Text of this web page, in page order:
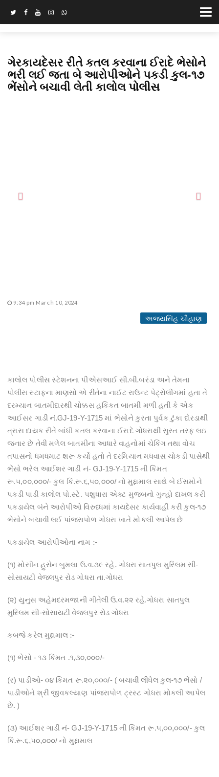
ગેરકાયદેસર રીતે કતલ કરવાના ઈરાદે ભેસોને
ભરી લઈ જતા બે આરોપીઓને પકડી કુલ-૧૭
ભેંસોને બચાવી લેતી કાલોલ પોલીસ
9:34 pm March 10, 2024
અજયસિંહ ચૌહાણ
કાલોલ પોલીસ સ્ટેશનના પીએસઆઈ સી.બી.બરંડા અને તેમના
પોલીસ સ્ટાફના માણસો એ રીતેના નાઈટ રાઉન્ટ પેટ્રોલીંગમાં હતા તે
દરમ્યાન બાતમીદારથી ચોક્કસ હકિકત બાતમી મળી હતી કે એક
આઈસર ગાડી નં.GJ-19-Y-1715 માં ભેસોને કુરતા પુર્વક ટુંકા દોરડાથી
ત્રાસ દાયક રીતે બાંધી કતલ કરવાના ઈરાદે ગોધરાથી સુરત તરફ લઇ
જનાર છે તેવી મળેલ બાતમીના આધારે વાહનોમાં ચેકિંગ તથા વોચ
તપાસનો ધમધમાટ શરૂ કર્યો હતો તે દરમિયાન મધવાસ ચોકડી પાસેથી
ભેંસો ભરેલ આઈશર ગાડી નં- GJ-19-Y-1715 ની કિંમત
રૂ.૫,૦૦,૦૦૦/- કુલ કિ.રૂ.૬,૫૦,૦૦૦/ નો મુદ્દામાલ સાથે બે ઈસમોને
પકડી પાડી કાલોલ પો.સ્ટે. પશુધારા એક્ટ મુજબનો ગુન્હો દાખલ કરી
પકડાયેલ બંને આરોપીઓ વિરુધ્ધમાં કાયદેસર કાર્યવાહી કરી કુલ-૧૭
ભેસોને બચાવી લઈ પાંજરાપોળ ગોધરા ખાતે મોકલી આપેલ છે
પકડાયેલ આરોપીઓના નામ :-
(૧) મોસીન હુસેન બુમલા ઉ.વ.૩૯ રહે. ગોધરા સાતપુલ મુસ્લિમ સી-
સોસાયટી વેજલપુર રોડ ગોધરા તા.ગોધરા
(૨) યુનુસ અહેમદરમજાની ગીતેલી ઉ.વ.૨૨ રહે.ગોધરા સાતપુલ
મુસ્લિમ સી-સોસાયટી વેજલપુર રોડ ગોધરા
કબજે કરેલ મુદ્દામાલ :-
(૧) ભેંસો - ૧૩ કિંમત .૧,૩૦,૦૦૦/-
(ર) પાડીઓ- ૦૪ કિમત રૂ.૨૦,૦૦૦/- ( બચાવી લીધેલ કુલ-૧૭ ભેંસો /
પાડીઓને શ્રી જીવકલ્યાણ પાંજરાપોળ ટ્રસ્ટ ગોધરા મોકલી આપેલ
છે. )
(૩) આઈશર ગાડી નં- GJ-19-Y-1715 ની કિંમત રૂ.૫,૦૦,૦૦૦/- કુલ
કિ.રૂ.૬,૫૦,૦૦૦/ નો મુદ્દામાલ